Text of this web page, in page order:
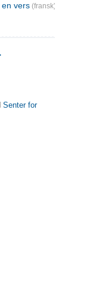
vers (fransk)
Senter for